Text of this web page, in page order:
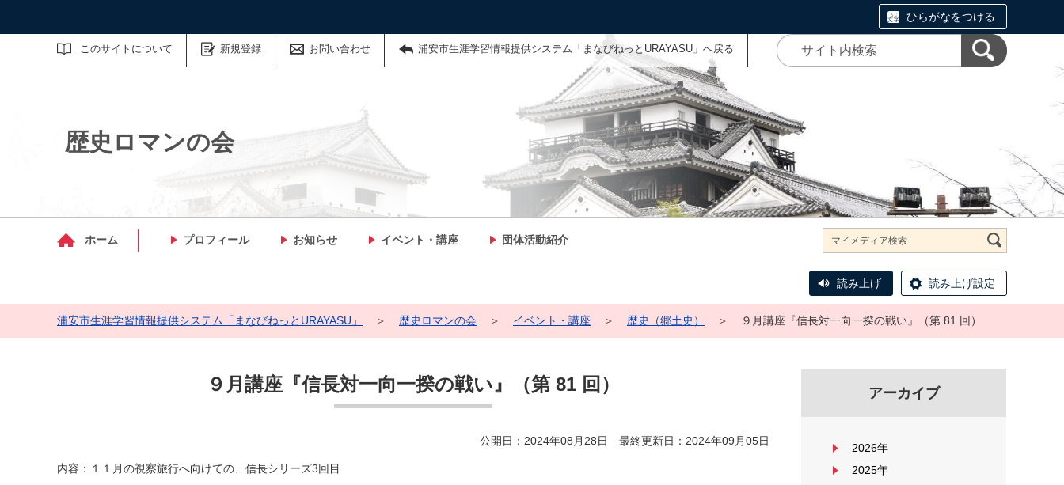
ひらがなをつける
このサイトについて 新規登録 お問い合わせ 浦安市生涯学習情報提供システム「まなびねっとURAYASU」へ戻る
サイト内検索
歴史ロマンの会
ホーム プロフィール お知らせ イベント・講座 団体活動紹介
マイメディア検索
読み上げ 読み上げ設定
浦安市生涯学習情報提供システム「まなびねっとURAYASU」 ＞ 歴史ロマンの会 ＞ イベント・講座 ＞ 歴史（郷土史） ＞ ９月講座『信長対一向一揆の戦い』（第 81 回）
９月講座『信長対一向一揆の戦い』（第 81 回）
公開日：2024年08月28日 最終更新日：2024年09月05日
内容：１１月の視察旅行へ向けての、信長シリーズ3回目
アーカイブ
2026年
2025年